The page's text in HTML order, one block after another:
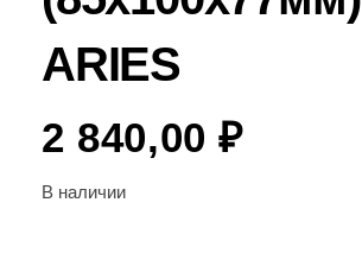
ARIES
2 840,00₽
В наличии